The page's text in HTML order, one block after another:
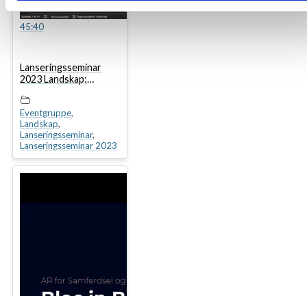
45:40
Lanseringsseminar
2023 Landskap:
Focus CAT
Eventgruppe,
Landskap,
Lanseringsseminar,
Lanseringsseminar 2023